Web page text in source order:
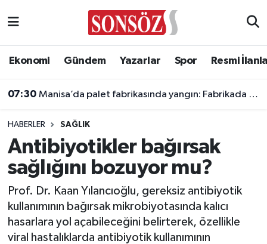
Ekonomi Gündem Yazarlar Spor Resmi
07:30 Manisa’da palet fabrikasında yangın: Fabrikada hasar oluştu
HABERLER SAĞLIK
Antibiyotikler bağırsak
sağlığını bozuyor mu?
Prof. Dr. Kaan Yılancıoğlu, gereksiz antibiyotik
kullanımının bağırsak mikrobiyotasında kalıcı
hasarlara yol açabileceğini belirterek, özellikle
viral hastalıklarda antibiyotik kullanımının
Asayiş
Biyografi
Çevre
Diğer
Dünya
Ankara Nöbetçi Eczaneler
Ankara Trafik Yoğunluk Haritası
Süper Lig Puan Durumu ve Fikstür
Tüm Manşetler
Son Dakika Haberleri